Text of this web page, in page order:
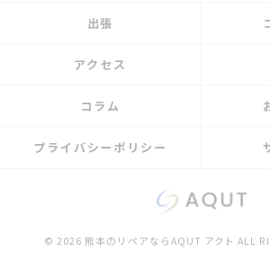
出張
アクセス
コラム
プライバシーポリシー
© 2026 熊本のリペアならAQUT アクト ALL